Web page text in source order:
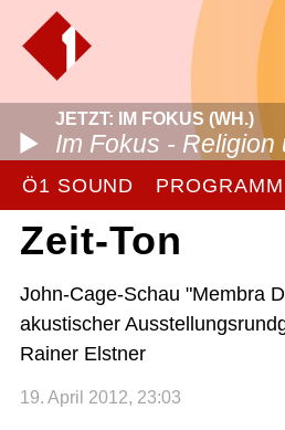
JETZT: IM FOKUS (WH.)
Im Fokus - Religion
Ö1 SOUND PROGRAMM
Zeit-Ton
John-Cage-Schau "Membra
akustischer
Rainer Elstner
19. April 2012, 23:03